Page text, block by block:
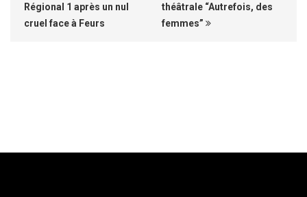
Régional 1 après un nul
cruel face à Feurs
théâtrale “Autrefois, des
femmes”